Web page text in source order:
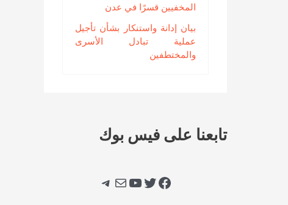
المخفيين قسرًا في عدن
بيان إدانة واستنكار بشأن تأجيل
عملية تبادل الأسرى
والمختطفين
تابعنا على فيس بوك
فيسبوك تويتر يوتيوببريد تيليجرام